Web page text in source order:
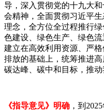
导，深入贯彻党的十九大
会精神，全面贯彻习近平
理念，全方位全过程推行
色建设、绿色生产、绿色
建立在高效利用资源、严
排放的基础上，统筹推进
碳达峰、碳中和目标，推动
《指导意见》明确 ，到